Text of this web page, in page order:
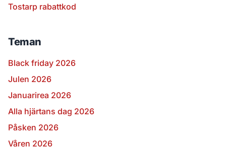
Tostarp rabattkod
Teman
Black friday 2026
Julen 2026
Januarirea 2026
Alla hjärtans dag 2026
Påsken 2026
Våren 2026